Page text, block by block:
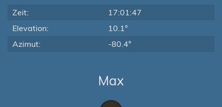
Zeit:
17:01:47
Elevation:
10.1°
Azimut:
-80.4°
Max